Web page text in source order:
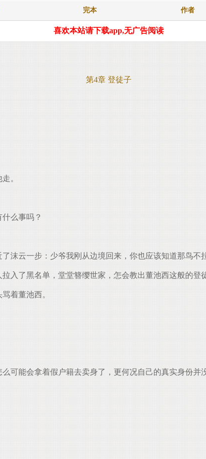
完本 作者
喜欢本站请下载app,无广告阅读
第4章 登徒子
。
么事吗？
沫云一步：少爷我刚从边境回来，你也应该知道那鸟不
入了黑名单，堂堂簪缨世家，怎会教出董池西这般的登
着董池西。
可能会拿着假户籍去卖身了，更何况自己的真实身份并